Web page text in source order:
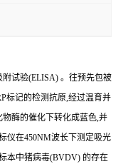
附试验(ELISA) 。往预先包被
标记的检测抗原,经过温育并
物酶的催化下转化成蓝色,并
仪在450NM波长下测定吸光
本中猪病毒(BVDV) 的存在